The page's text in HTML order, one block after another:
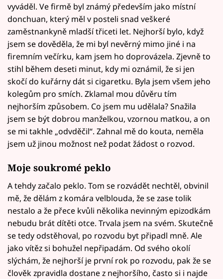
vyváděl. Ve firmě byl známý především jako místní
donchuan, který měl v posteli snad veškeré
zaměstnankyně mladší třiceti let. Nejhorší bylo, když
jsem se dověděla, že mi byl nevěrný mimo jiné i na
firemním večírku, kam jsem ho doprovázela. Zjevně to
stihl během deseti minut, kdy mi oznámil, že si jen
skočí do kuřárny dát si cigaretku. Byla jsem všem jeho
kolegům pro smích. Zklamal mou důvěru tím
nejhorším způsobem. Co jsem mu udělala? Snažila
jsem se být dobrou manželkou, vzornou matkou, a on
se mi takhle „odvděčil“. Zahnal mě do kouta, neměla
jsem už jinou možnost než podat žádost o rozvod.
Moje soukromé peklo
A tehdy začalo peklo. Tom se rozvádět nechtěl, obvinil
mě, že dělám z komára velblouda, že se zase tolik
nestalo a že přece kvůli několika nevinným epizodkám
nebudu brát dítěti otce. Trvala jsem na svém. Skutečně
se tedy odstěhoval, po rozvodu byt připadl mně. Ale
jako vítěz si bohužel nepřipadám. Od svého okolí
slýchám, že nejhorší je první rok po rozvodu, pak že se
člověk zpravidla dostane z nejhoršího, často si i najde